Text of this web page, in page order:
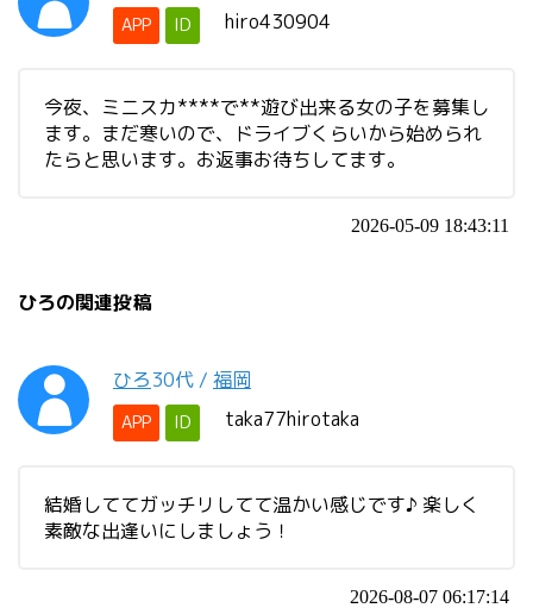
APP ID hiro430904
今夜、ミニスカ****で**遊び出来る女の子を募集し
ます。まだ寒いので、ドライブくらいから始められ
たらと思います。お返事お待ちしてます。
2026-05-09 18:43:11
ひろの関連投稿
ひろ30代 / 福岡
APP ID taka77hirotaka
結婚しててガッチリしてて温かい感じです♪ 楽しく
素敵な出逢いにしましょう！
2026-08-07 06:17:14